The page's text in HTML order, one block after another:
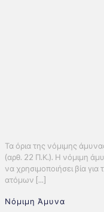
Τα όρια της νόμιμης
(αρθ. 22 Π.Κ.). Η νόμιμη
να χρησιμοποιήσει βία
ατόμων [...]
Νόμιμη Άμυνα